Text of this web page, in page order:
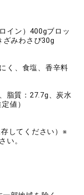
イン）400gブロッ
ざみわさび30g
く、食塩、香辛料
脂質：27.7g、炭水
値）
してください）※
い。